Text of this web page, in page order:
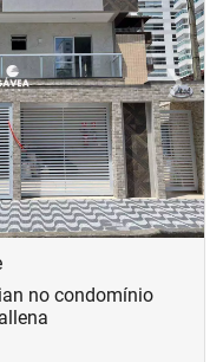
›Next
no condomínio